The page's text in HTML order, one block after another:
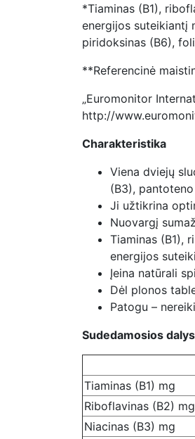
*Tiaminas (B1),
energijos suteikiantį
piridoksinas (B6),
**Referencinė
„Euromonitor
http://
Charakteristika
Viena dviejų
(B3),
Ji užtikrina
Nuovargį
Tiaminas (B1),
energijos
Įeina natūrali
Dėl plonos
Patogu –
Sudedamosios dalys
Tiaminas (B1) mg
Riboflavinas (B2) mg
Niacinas (B3) mg